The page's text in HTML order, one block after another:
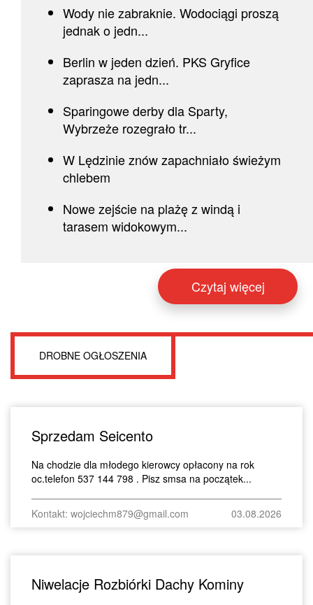
Wody nie zabraknie. Wodociągi proszą
jednak o jedn...
Berlin w jeden dzień. PKS Gryfice
zaprasza na jedn...
Sparingowe derby dla Sparty,
Wybrzeże rozegrało tr...
W Lędzinie znów zapachniało świeżym
chlebem
Nowe zejście na plażę z windą i
tarasem widokowym...
Czytaj więcej
DROBNE OGŁOSZENIA
Sprzedam Seicento
Na chodzie dla młodego kierowcy opłacony na rok
oc.telefon 537 144 798 . Pisz smsa na początek...
Kontakt: wojciechm879@gmail.com 03.08.2026
Niwelacje Rozbiórki Dachy Kominy